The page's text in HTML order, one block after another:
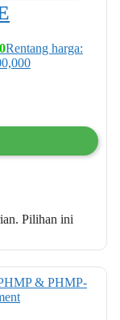
Rentang harga:
Pilihan ini